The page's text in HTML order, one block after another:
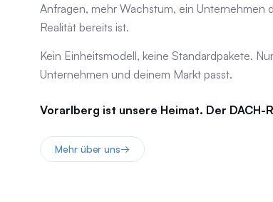
Anfragen, mehr Wachstum, ein Unternehmen
Realität bereits ist.
Kein Einheitsmodell, keine Standardpakete.
Unternehmen und deinem Markt passt.
Vorarlberg ist unsere Heimat. Der DACH-
Mehr über uns→